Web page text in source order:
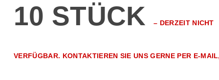
10 STÜCK– DERZEIT NICHT
VERFÜGBAR. KONTAKTIEREN SIE UNS GERNE PER E-